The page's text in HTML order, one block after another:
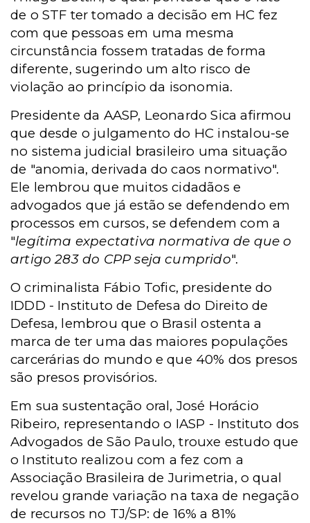
de o STF ter tomado a decisão em HC fez
com que pessoas em uma mesma
circunstância fossem tratadas de forma
diferente, sugerindo um alto risco de
violação ao princípio da isonomia.
Presidente da AASP, Leonardo Sica afirmou
que desde o julgamento do HC instalou-se
no sistema judicial brasileiro uma situação
de "anomia, derivada do caos normativo".
Ele lembrou que muitos cidadãos e
advogados que já estão se defendendo em
processos em cursos, se defendem com a
"legítima expectativa normativa de que o
artigo 283 do CPP seja cumprido".
O criminalista Fábio Tofic, presidente do
IDDD - Instituto de Defesa do Direito de
Defesa, lembrou que o Brasil ostenta a
marca de ter uma das maiores populações
carcerárias do mundo e que 40% dos presos
são presos provisórios.
Em sua sustentação oral, José Horácio
Ribeiro, representando o IASP - Instituto dos
Advogados de São Paulo, trouxe estudo que
o Instituto realizou com a fez com a
Associação Brasileira de Jurimetria, o qual
revelou grande variação na taxa de negação
de recursos no TJ/SP: de 16% a 81%